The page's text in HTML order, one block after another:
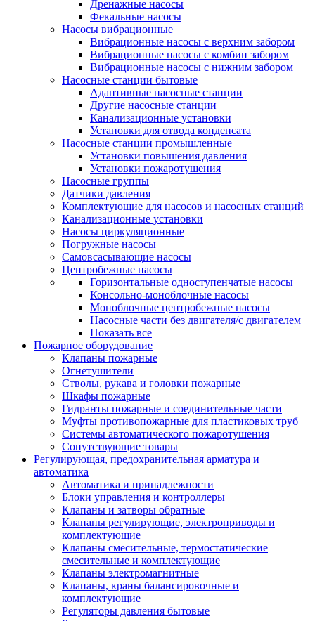
Дренажные насосы
Фекальные насосы
Насосы вибрационные
Вибрационные насосы с верхним забором
Вибрационные насосы с комбин забором
Вибрационные насосы с нижним забором
Насосные станции бытовые
Адаптивные насосные станции
Другие насосные станции
Канализационные установки
Установки для отвода конденсата
Насосные станции промышленные
Установки повышения давления
Установки пожаротушения
Насосные группы
Датчики давления
Комплектующие для насосов и насосных станций
Канализационные установки
Насосы циркуляционные
Погружные насосы
Самовсасывающие насосы
Центробежные насосы
Горизонтальные одноступенчатые насосы
Консольно-моноблочные насосы
Моноблочные центробежные насосы
Насосные части без двигателя/с двигателем
Показать все
Пожарное оборудование
Клапаны пожарные
Огнетушители
Стволы, рукава и головки пожарные
Шкафы пожарные
Гидранты пожарные и соединительные части
Муфты противопожарные для пластиковых труб
Системы автоматического пожаротушения
Сопутствующие товары
Регулирующая, предохранительная арматура и
автоматика
Автоматика и принадлежности
Блоки управления и контроллеры
Клапаны и затворы обратные
Клапаны регулирующие, электроприводы и
комплектующие
Клапаны смесительные, термостатические
смесительные и комплектующие
Клапаны электромагнитные
Клапаны, краны балансировочные и
комплектующие
Регуляторы давления бытовые